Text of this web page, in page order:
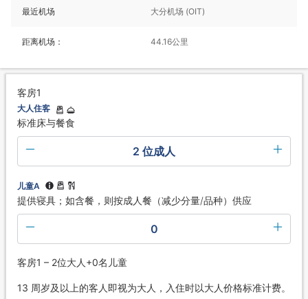
最近机场 大分机场 (OIT)
距离机场： 44.16公里
客房1
大人住客
标准床与餐食
2 位成人
儿童A
提供寝具；如含餐，则按成人餐（减少分量/品种）供应
0
客房1 – 2位大人+0名儿童
13 周岁及以上的客人即视为大人，入住时以大人价格标准计费。